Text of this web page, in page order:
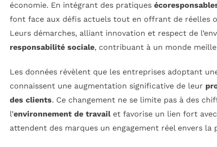
économie. En intégrant des pratiques
font face aux défis actuels tout en offrant de réelles
Leurs démarches, alliant innovation et respect de
responsabilité sociale, contribuant à un monde
Les données révèlent que les entreprises adoptant
connaissent une augmentation significative de leur
des clients. Ce changement ne se limite pas à des
l’environnement de travailet favorise un lien fort
attendent des marques un engagement réel envers la